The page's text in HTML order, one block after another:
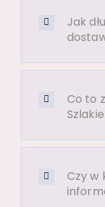
Jak
Co to
Czy w